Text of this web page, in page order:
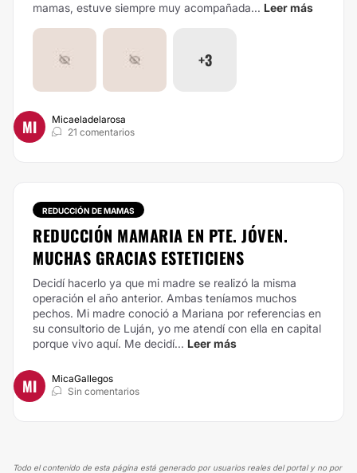
mamas, estuve siempre muy acompañada... Leer más
+3
MI
Micaeladelarosa
21 comentarios
REDUCCIÓN DE MAMAS
REDUCCIÓN MAMARIA EN PTE. JÓVEN.
MUCHAS GRACIAS ESTETICIENS
Decidí hacerlo ya que mi madre se realizó la misma
operación el año anterior. Ambas teníamos muchos
pechos. Mi madre conoció a Mariana por referencias en
su consultorio de Luján, yo me atendí con ella en capital
porque vivo aquí. Me decidí... Leer más
MI
MicaGallegos
Sin comentarios
Todo el contenido de esta página está generado por usuarios reales del portal y no por